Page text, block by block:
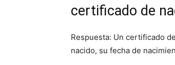
certificado de
Respuesta: Un certificado
nacido, su fecha de